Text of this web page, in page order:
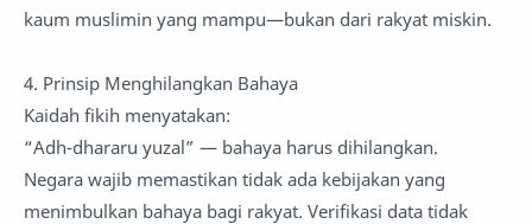
kaum muslimin yang mampu—bukan dari rakyat miskin.
4. Prinsip Menghilangkan Bahaya
Kaidah fikih menyatakan:
“Adh-dhararu yuzal” — bahaya harus dihilangkan.
Negara wajib memastikan tidak ada kebijakan yang
menimbulkan bahaya bagi rakyat. Verifikasi data tidak